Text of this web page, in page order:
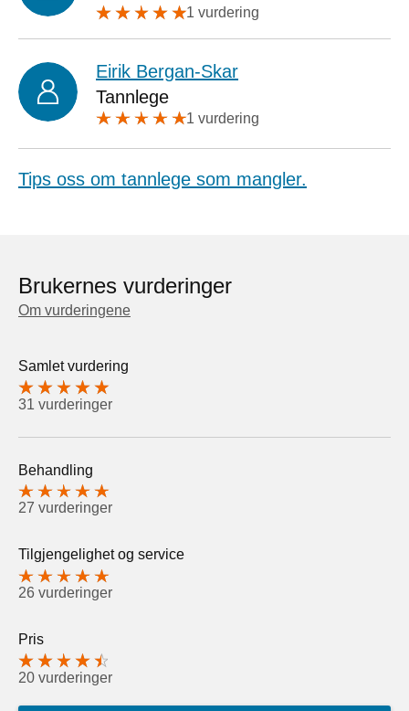
1 vurdering
Eirik Bergan-Skar
Tannlege
1 vurdering
Tips oss om tannlege som mangler.
Brukernes vurderinger
Om vurderingene
Samlet vurdering
31 vurderinger
Behandling
27 vurderinger
Tilgjengelighet og service
26 vurderinger
Pris
20 vurderinger